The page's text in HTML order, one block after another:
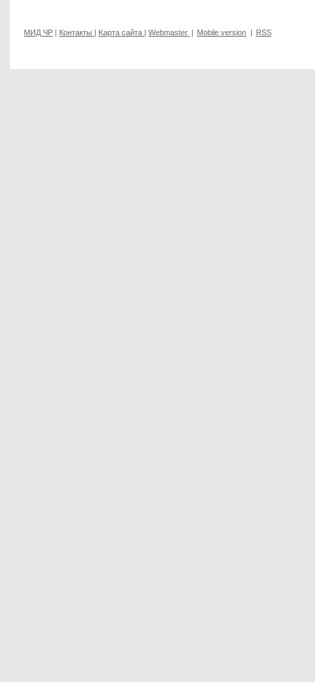
МИД ЧР | Контакты | Kарта сайта | Webmaster | Mobile version | RSS